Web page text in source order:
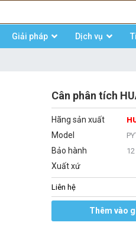
Giải pháp Dịch vụ
Cân phân tích
Hãng sản xuất
Model
Bảo hành
Xuất xứ
Liên hệ
Thêm vào